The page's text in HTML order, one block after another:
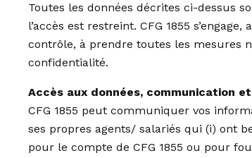
Toutes les données décrites ci-dessus
l’accès est restreint. CFG 1855
contrôle, à prendre toutes les mesures
confidentialité.
Accès aux données, communication
CFG 1855 peut communiquer vos
ses propres agents/ salariés qui (i) ont
pour le compte de CFG 1855 ou pour